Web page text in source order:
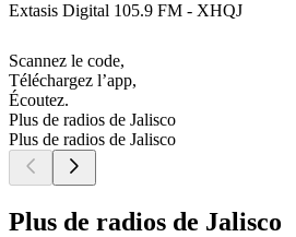
Extasis Digital 105.9 FM - XHQJ
Scannez le code,
Téléchargez l’app,
Écoutez.
Plus de radios de Jalisco
Plus de radios de Jalisco
Plus de radios de Jalisco